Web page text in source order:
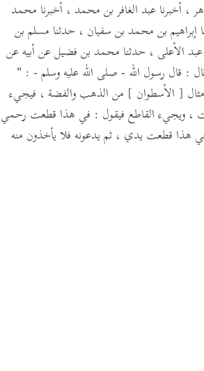
، أخبرنا عبد الغافر بن محمد ، أخبرنا محمد
بن محمد بن سفيان ، حدثنا مسلم بن
الأعلى ، حدثنا محمد بن فضيل عن أبيه عن
: قال رسول الله - صلى الله عليه وسلم - :
"
[ الأسطوان ] من الذهب والفضة ، فيجيء
، ويجيء القاطع فيقول : في هذا قطعت رحمي
هذا قطعت يدي ، ثم يدعونه فلا يأخذون منه